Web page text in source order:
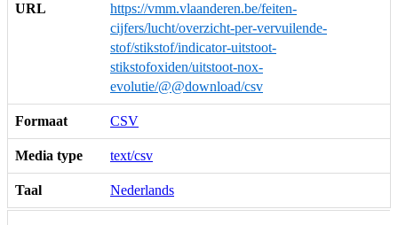
URL
https://vmm.vlaanderen.be/feiten-
cijfers/lucht/overzicht-per-vervuilende-
stof/stikstof/indicator-uitstoot-
stikstofoxiden/uitstoot-nox-
evolutie/@@download/csv
Formaat CSV
Media type text/csv
Taal Nederlands